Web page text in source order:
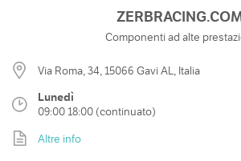
Componenti ad alte
Via Roma, 34, 15066 Gavi AL, Italia
Lunedì
09:00 18:00 (continuato)
Altre info